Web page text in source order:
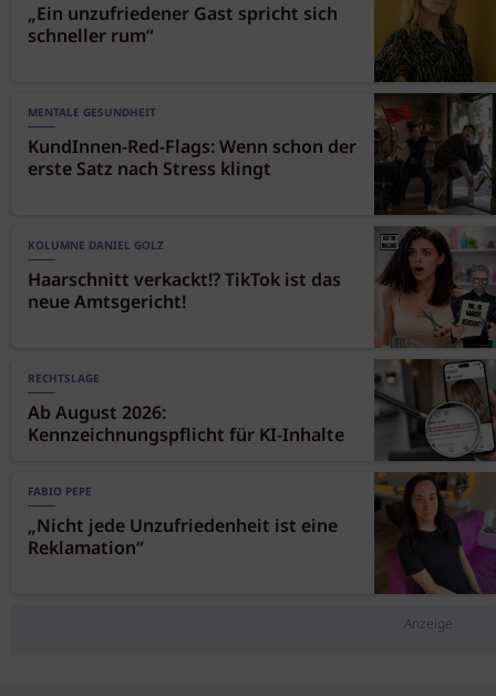
„Ein unzufriedener Gast spricht sich
schneller rum“
MENTALE GESUNDHEIT
KundInnen-Red-Flags: Wenn schon der
erste Satz nach Stress klingt
KOLUMNE DANIEL GOLZ
Haarschnitt verkackt!? TikTok ist das
neue Amtsgericht!
RECHTSLAGE
Ab August 2026:
Kennzeichnungspflicht für KI-Inhalte
FABIO PEPE
„Nicht jede Unzufriedenheit ist eine
Reklamation“
Anzeige